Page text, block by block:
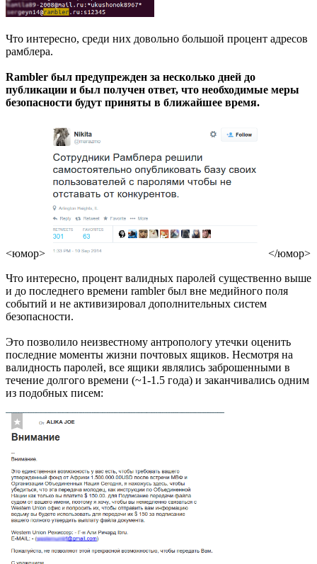
Что интересно, среди них довольно большой процент адресов
рамблера.
Rambler был предупрежден за несколько дней до
публикации и был получен ответ, что необходимые меры
безопасности будут приняты в ближайшее время.
<юмор> </юмор>
Что интересно, процент валидных паролей существенно выше
и до последнего времени rambler был вне медийного поля
событий и не активизировал дополнительных систем
безопасности.
Это позволило неизвестному антропологу утечки оценить
последние моменты жизни почтовых ящиков. Несмотря на
валидность паролей, все ящики являлись заброшенными в
течение долгого времени (~1-1.5 года) и заканчивались одним
из подобных писем: